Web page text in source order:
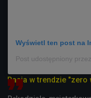
Wyświetl ten post na
Pasja w trendzie "zero